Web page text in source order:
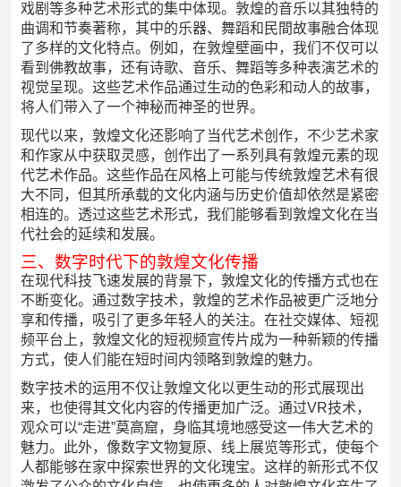
戏剧等多种艺术形式的集中体现。敦煌的音乐以其独特的
曲调和节奏著称，其中的乐器、舞蹈和民間故事融合体现
了多样的文化特点。例如，在敦煌壁画中，我们不仅可以
看到佛教故事，还有诗歌、音乐、舞蹈等多种表演艺术的
视觉呈现。这些艺术作品通过生动的色彩和动人的故事，
将人们带入了一个神秘而神圣的世界。
现代以来，敦煌文化还影响了当代艺术创作，不少艺术家
和作家从中获取灵感，创作出了一系列具有敦煌元素的现
代艺术作品。这些作品在风格上可能与传统敦煌艺术有很
大不同，但其所承载的文化内涵与历史价值却依然是紧密
相连的。透过这些艺术形式，我们能够看到敦煌文化在当
代社会的延续和发展。
三、数字时代下的敦煌文化传播
在现代科技飞速发展的背景下，敦煌文化的传播方式也在
不断变化。通过数字技术，敦煌的艺术作品被更广泛地分
享和传播，吸引了更多年轻人的关注。在社交媒体、短视
频平台上，敦煌文化的短视频宣传片成为一种新颖的传播
方式，使人们能在短时间内领略到敦煌的魅力。
数字技术的运用不仅让敦煌文化以更生动的形式展现出
来，也使得其文化内容的传播更加广泛。通过VR技术，
观众可以“走进”莫高窟，身临其境地感受这一伟大艺术的
魅力。此外，像数字文物复原、线上展览等形式，使每个
人都能够在家中探索世界的文化瑰宝。这样的新形式不仅